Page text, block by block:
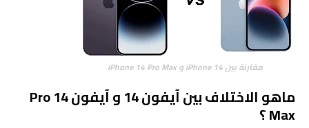
مقارنة بين iPhone 14 و iPhone 14 Pro Max
ماهو الاختلاف بين آيفون 14 و آيفون 14 Pro
Max ؟